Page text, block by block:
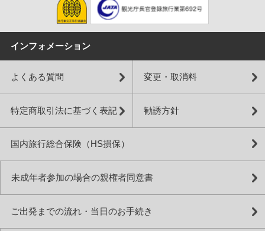
インフォメーション
よくある質問 変更・取消料
特定商取引法に基づく表記 勧誘方針
国内旅行総合保険（HS損保）
未成年者参加の場合の親権者同意書
ご出発までの流れ・当日のお手続き